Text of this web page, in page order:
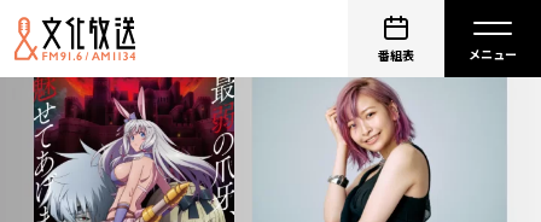
番組表